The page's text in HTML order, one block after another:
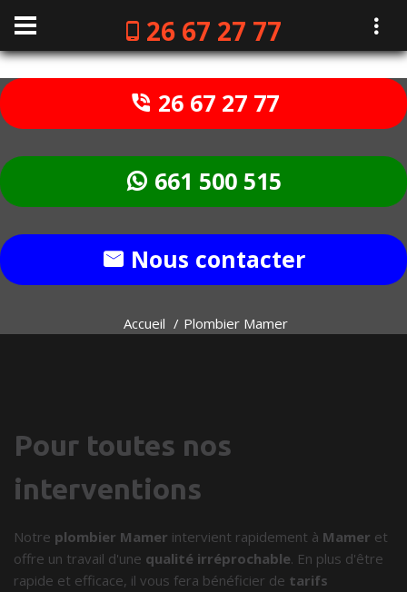
26 67 27 77
26 67 27 77
661 500 515
Nous contacter
Accueil Plombier Mamer
Pour toutes nos
interventions
Notre plombier Mamer intervient rapidement à Mamer et
offre un travail d'une qualité irréprochable. En plus d'être
rapide et efficace, il vous fera bénéficier de tarifs